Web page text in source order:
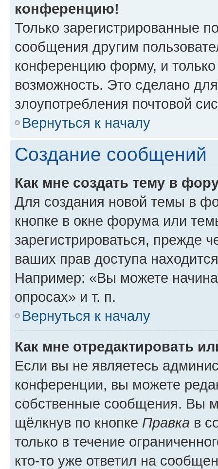
конференцию!
Только зарегистрированные
сообщения другим
конференцию форму, и
возможность. Это сделано
злоупотребления почтовой
Вернуться к началу
Создание сообщений
Как мне создать тему в
Для создания новой темы в
кнопке в окне форума или
зарегистрироваться, прежде
ваших прав доступа
Например: «Вы можете
опросах» и т. п.
Вернуться к началу
Как мне отредактировать
Если вы не являетесь
конференции, вы можете
собственные сообщения. Вы
щёлкнув по кнопке Правка в
только в течение
кто-то уже ответил на